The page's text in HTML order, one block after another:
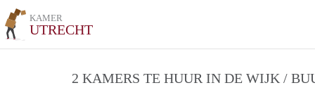
KAMER
UTRECHT
2 KAMERS TE HUUR IN DE WIJK /